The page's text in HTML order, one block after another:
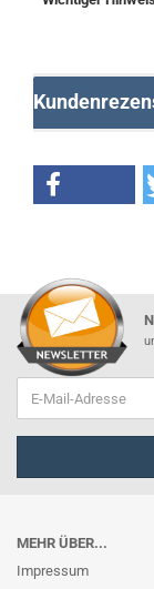
MEHR ÜBER...
Impressum